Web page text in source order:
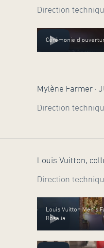
Direction
Cérémonie
Mylène Farmer ·
Direction
Louis Vuitton,
Direction
Louis Vuitton Men's
Rosalía